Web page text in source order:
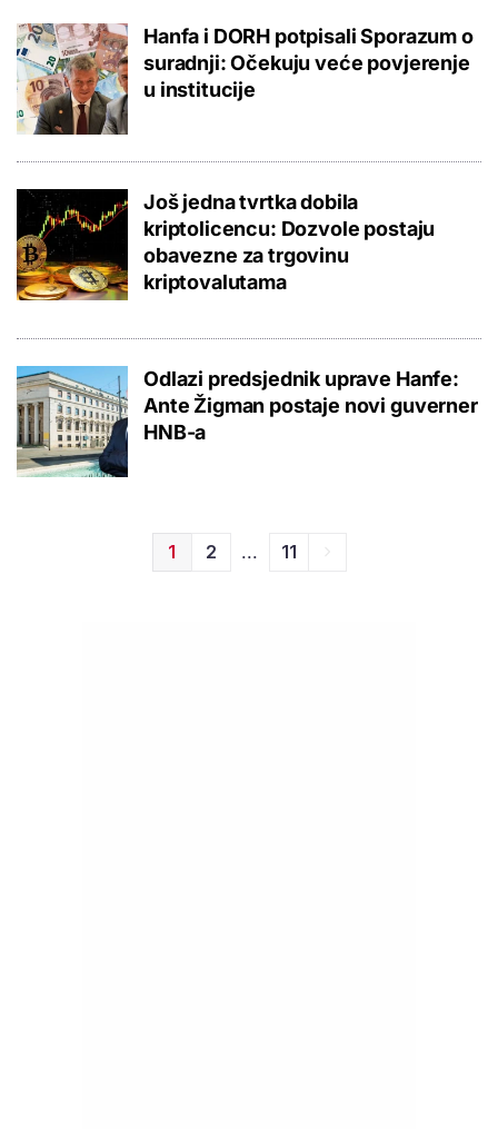
Hanfa i DORH potpisali Sporazum o
suradnji: Očekuju veće povjerenje
u institucije
Još jedna tvrtka dobila
kriptolicencu: Dozvole postaju
obavezne za trgovinu
kriptovalutama
Odlazi predsjednik uprave Hanfe:
Ante Žigman postaje novi guverner
HNB-a
1 2 ... 11